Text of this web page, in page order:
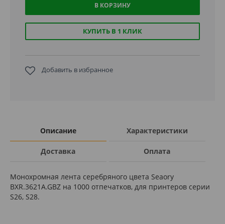
В КОРЗИНУ
КУПИТЬ В 1 КЛИК
Добавить в избранное
Описание Характеристики
Доставка Оплата
Монохромная лента серебряного цвета Seaory
BXR.3621A.GBZ на 1000 отпечатков, для принтеров серии
S26, S28.